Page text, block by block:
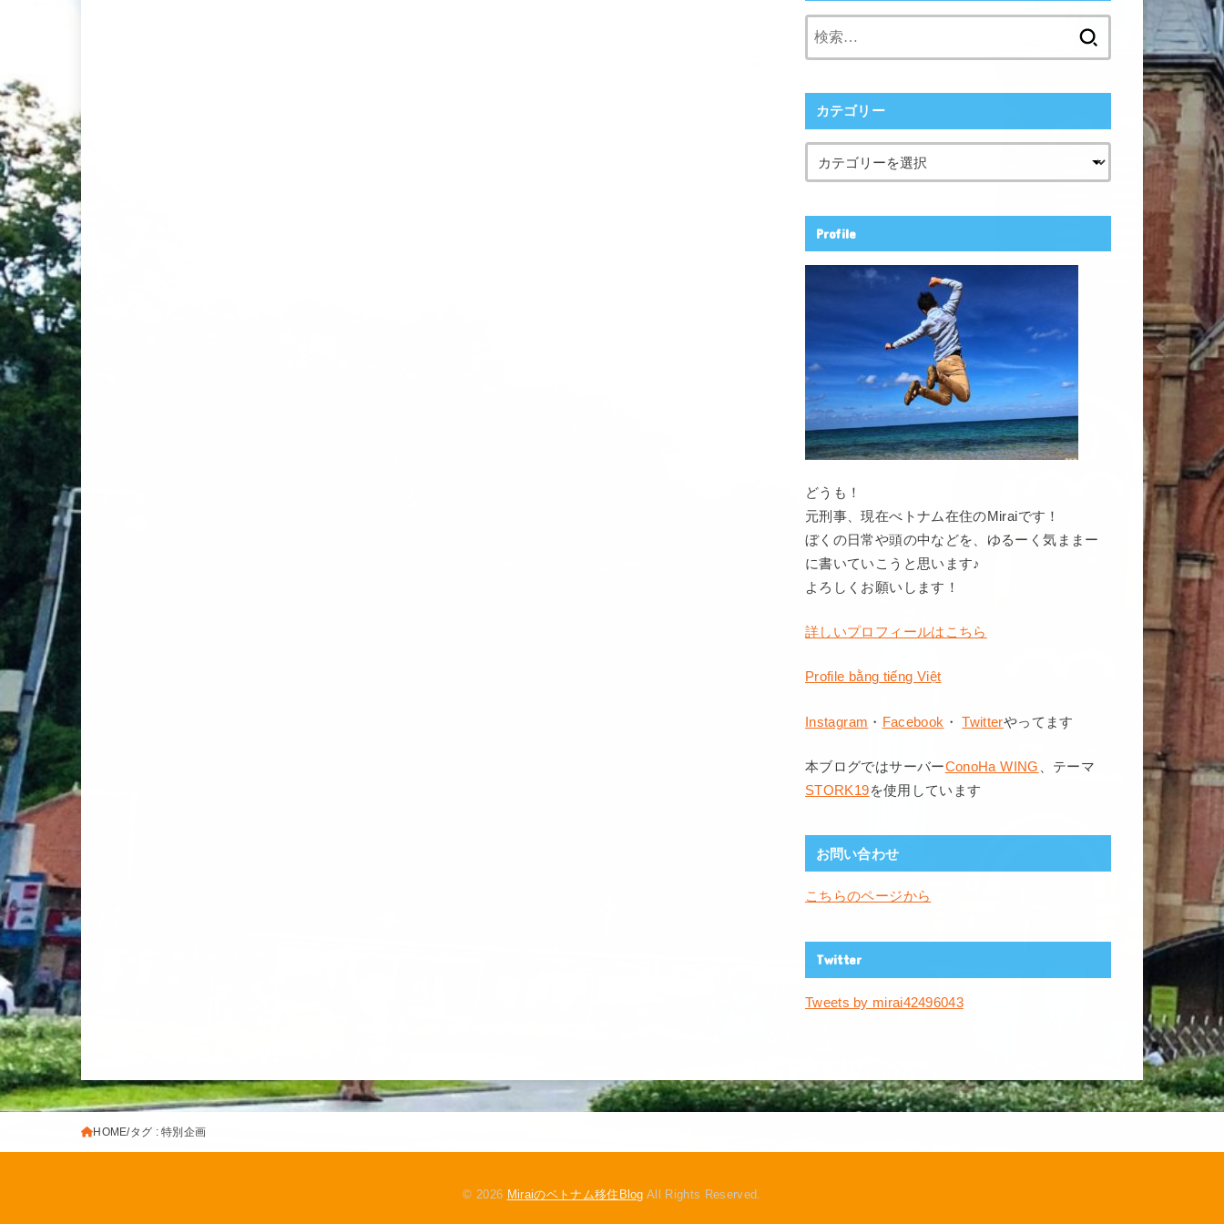
カテゴリー
Profile
どうも！
元刑事、現在べトナム在住のMiraiです！
ぼくの日常や頭の中などを、ゆるーく気ままー
に書いていこうと思います♪
よろしくお願いします！
詳しいプロフィールはこちら
Profile bằng tiếng Việt
Instagram ・ Facebook ・Twitterやってます
本ブログではサーバーConoHa WING
、テーマ
STORK19を使用しています
お問い合わせ
こちらのページから
Twitter
Tweets by mirai42496043
HOME タグ : 特別企画
© 2026 Miraiのベトナム移住Blog All Rights Reserved.